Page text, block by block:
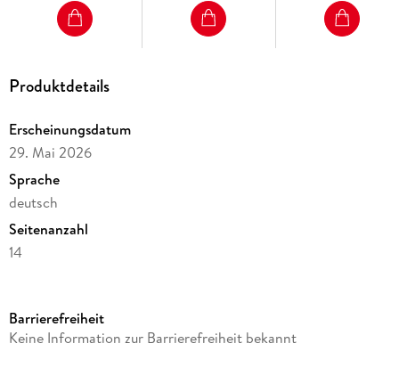
Produktdetails
Erscheinungsdatum
29. Mai 2026
Sprache
deutsch
Seitenanzahl
14
Kamera/Fotos von
Barrierefreiheit
Keine Information zur Barrierefreiheit bekannt